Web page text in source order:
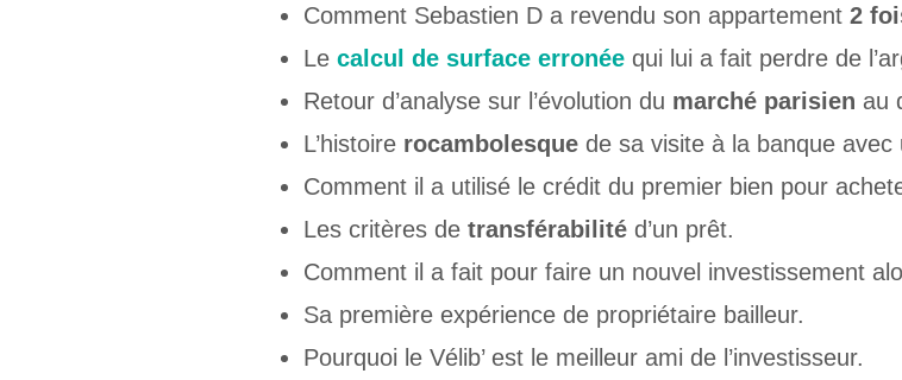
Comment Sebastien D a revendu son appartement2
Lecalcul de surface erronée qui lui a fait perdre de
Retour d’analyse sur l’évolution du marché parisien au
L’histoire rocambolesque de sa visite à la banque
Comment il a utilisé le crédit du premier bien pour
Les critères detransférabilité d’un prêt.
Comment il a fait pour faire un nouvel investissement
Sa première expérience de propriétaire bailleur.
Pourquoi le Vélib’ est le meilleur ami de l’investisseur.